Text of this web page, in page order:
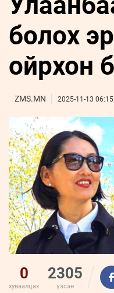
Бизнес
forum
болох
ойрхон
ZMS.MN 2025-11-13 06:15
0
хуваалцах
2305
үзсэн